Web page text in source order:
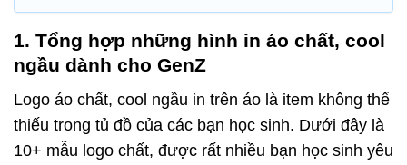
1. Tổng hợp những hình in áo chất, cool
ngầu dành cho GenZ
Logo áo chất, cool ngầu in trên áo là item không thể
thiếu trong tủ đồ của các bạn học sinh. Dưới đây là
10+ mẫu logo chất, được rất nhiều bạn học sinh yêu